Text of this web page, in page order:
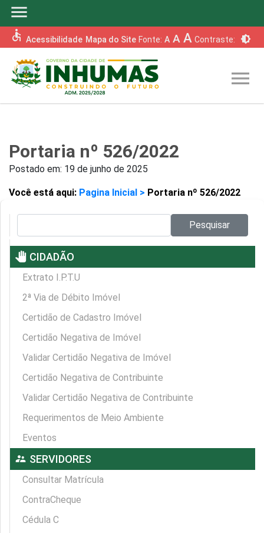
menu
accessible Acessibilidade Mapa do Site Fonte: A A A Contraste: brightness_6
menu
Portaria nº 526/2022
Postado em: 19 de junho de 2025
Você está aqui: Pagina Inicial > Portaria nº 526/2022
Pesquisar
pan_tool CIDADÃO
Extrato I.P.T.U
2ª Via de Débito Imóvel
Certidão de Cadastro Imóvel
Certidão Negativa de Imóvel
Validar Certidão Negativa de Imóvel
Certidão Negativa de Contribuinte
Validar Certidão Negativa de Contribuinte
Requerimentos de Meio Ambiente
Eventos
supervisor_account SERVIDORES
Consultar Matrícula
ContraCheque
Cédula C